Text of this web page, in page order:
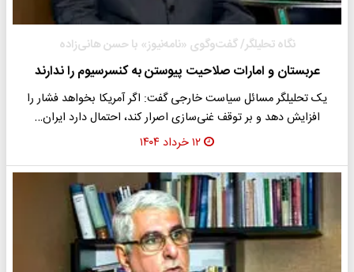
نگاه تحلیلگر/ گفت‌وگوی «نامه‌نیوز» با حسن هانی‌زاده
عربستان و امارات صلاحیت پیوستن به کنسرسیوم را ندارند
یک تحلیلگر مسائل سیاست خارجی گفت: اگر آمریکا بخواهد فشار را
افزایش دهد و بر توقف غنی‌سازی اصرار کند، احتمال دارد ایران…
۱۲ خرداد ۱۴۰۴